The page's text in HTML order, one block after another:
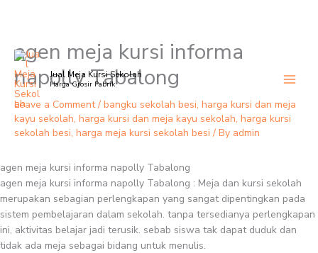
Skip
content
Jual Meja Kursi Sekolah
Harga Grosir Pabrik
agen meja kursi informa
napolly Tabalong
Leave a Comment / bangku sekolah besi, harga kursi dan meja
kayu sekolah, harga kursi dan meja kayu sekolah, harga kursi
sekolah besi, harga meja kursi sekolah besi / By admin
agen meja kursi informa napolly Tabalong
agen meja kursi informa napolly Tabalong : Meja dan kursi sekolah
merupakan sebagian perlengkapan yang sangat dipentingkan pada
sistem pembelajaran dalam sekolah. tanpa tersedianya perlengkapan
ini, aktivitas belajar jadi terusik. sebab siswa tak dapat duduk dan
tidak ada meja sebagai bidang untuk menulis.